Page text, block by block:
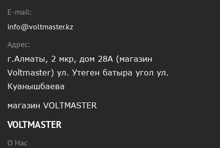
E-mail:
info@voltmaster.kz
Адрес:
г.Алматы, 2 мкр, дом 28А (магазин
Voltmaster) ул. Утеген батыра угол ул.
Куанышбаева
магазин VOLTMASTER
VOLTMASTER
О Нас